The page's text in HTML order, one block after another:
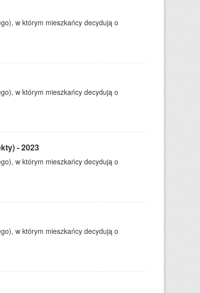
w którym mieszkańcy decydują o
w którym mieszkańcy decydują o
- 2023
w którym mieszkańcy decydują o
w którym mieszkańcy decydują o